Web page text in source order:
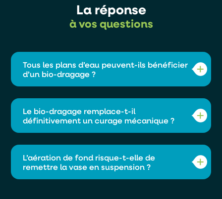
La réponse
à vos questions
Tous les plans d’eau peuvent-ils bénéficier
d’un bio-dragage ?
Le bio-dragage est particulièrement efficace
sur les vases riches en matière organique. Une
analyse préalable permet de distinguer la
vase organique de la vase minérale (sable,
argile), non biodégradable. Cette étape
conditionne la pertinence de la solution.
Le bio-dragage remplace-t-il
définitivement un curage mécanique ?
Dans de nombreux cas, oui. Lorsque le plan
d’eau n’est pas totalement comblé, la
bioremédiation permet d’éviter ou de
repousser très largement un curage. En cas
L’aération de fond risque-t-elle de
remettre la vase en suspension ?